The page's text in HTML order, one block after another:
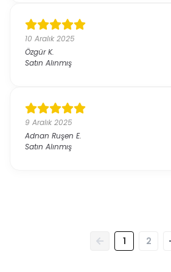
10 Aralık 2025
ÖzgürK.
Satın Alınmış
9 Aralık 2025
Adnan Ruşen E.
Satın Alınmış
1 2